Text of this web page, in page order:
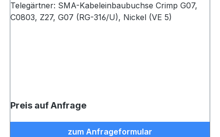
Telegärtner: SMA-Kabeleinbaubuchse Crimp G07,
C0803, Z27, G07 (RG-316/U), Nickel (VE 5)
Preis auf Anfrage
zum Anfrageformular